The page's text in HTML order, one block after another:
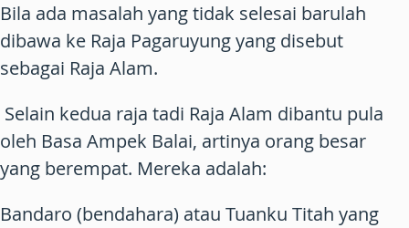
Bila ada masalah yang tidak selesai barulah
dibawa ke Raja Pagaruyung yang disebut
sebagai Raja Alam.
Selain kedua raja tadi Raja Alam dibantu pula
oleh Basa Ampek Balai, artinya orang besar
yang berempat. Mereka adalah:
Bandaro (bendahara) atau Tuanku Titah yang